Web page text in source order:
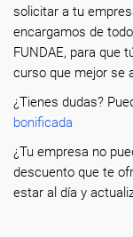
solicitar a tu
encargamos de
FUNDAE, para que
curso que mejor se
¿Tienes dudas?
bonificada
¿Tu empresa no
descuento que te
estar al día y